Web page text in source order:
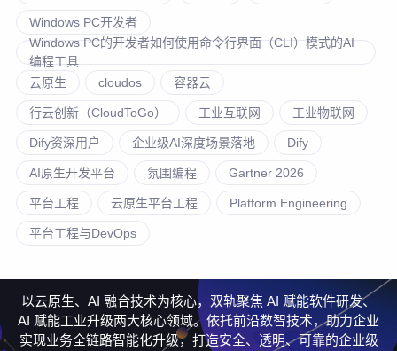
Windows PC开发者
Windows PC的开发者如何使用命令行界面（CLI）模式的AI
编程工具
云原生
cloudos 容器云
行云创新（CloudToGo） 工业互联网 工业物联网
Dify资深用户 企业级AI深度场景落地 Dify
AI原生开发平台 氛围编程 Gartner 2026
平台工程 云原生平台工程 Platform Engineering
平台工程与DevOps
以云原生、AI 融合技术为核心，双轨聚焦 AI 赋能软件研发、
AI 赋能工业升级两大核心领域。依托前沿数智技术，助力企业
实现业务全链路智能化升级，打造安全、透明、可靠的企业级